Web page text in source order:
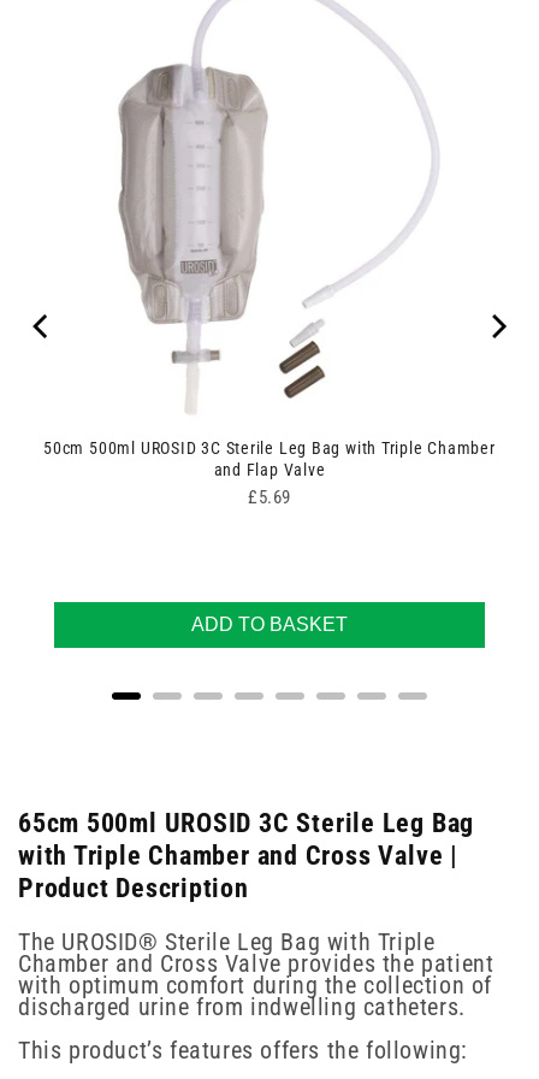
50cm 500ml UROSID 3C Sterile Leg Bag with Triple Chamber
and Flap Valve
Price
£5.69
ADD TO BASKET
65cm 500ml UROSID 3C Sterile Leg Bag
with Triple Chamber and Cross Valve |
Product Description
The UROSID® Sterile Leg Bag with Triple
Chamber and Cross Valve provides the patient
with optimum comfort during the collection of
discharged urine from indwelling catheters.
This product’s features offers the following: